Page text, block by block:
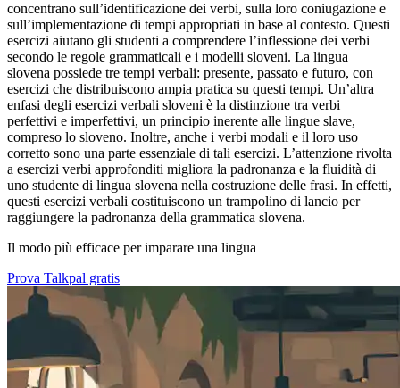
concentrano sull’identificazione dei verbi, sulla loro coniugazione e
sull’implementazione di tempi appropriati in base al contesto. Questi
esercizi aiutano gli studenti a comprendere l’inflessione dei verbi
secondo le regole grammaticali e i modelli sloveni. La lingua
slovena possiede tre tempi verbali: presente, passato e futuro, con
esercizi che distribuiscono ampia pratica su questi tempi. Un’altra
enfasi degli esercizi verbali sloveni è la distinzione tra verbi
perfettivi e imperfettivi, un principio inerente alle lingue slave,
compreso lo sloveno. Inoltre, anche i verbi modali e il loro uso
corretto sono una parte essenziale di tali esercizi. L’attenzione rivolta
a esercizi verbi approfonditi migliora la padronanza e la fluidità di
uno studente di lingua slovena nella costruzione delle frasi. In effetti,
questi esercizi verbali costituiscono un trampolino di lancio per
raggiungere la padronanza della grammatica slovena.
Il modo più efficace per imparare una lingua
Prova Talkpal gratis